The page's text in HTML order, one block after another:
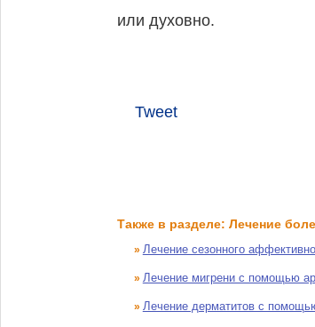
или духовно.
Tweet
Также в разделе: Лечение
» Лечение сезонного
» Лечение мигрени с помощью
» Лечение дерматитов с